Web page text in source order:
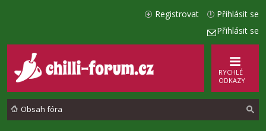
Přihlásit se
Přihlásit se
Registrovat
RYCHLÉ
ODKAZY
Obsah fóra